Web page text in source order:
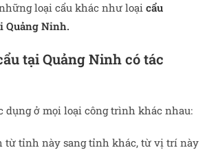
loại cẩu khác như loạicẩu
Quảng Ninh.
tạiQuảng Ninhcó tác
dụng ở mọi loại công trình khác nhau:
từ tỉnh này sang tỉnh khác, từ vị trí này